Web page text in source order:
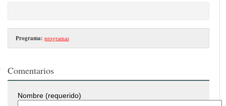
Programa: programas
Comentarios
Nombre (requerido)